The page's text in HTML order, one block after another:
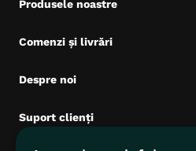
Produsele noastre
Comenzi și livrări
Despre noi
Suport clienți